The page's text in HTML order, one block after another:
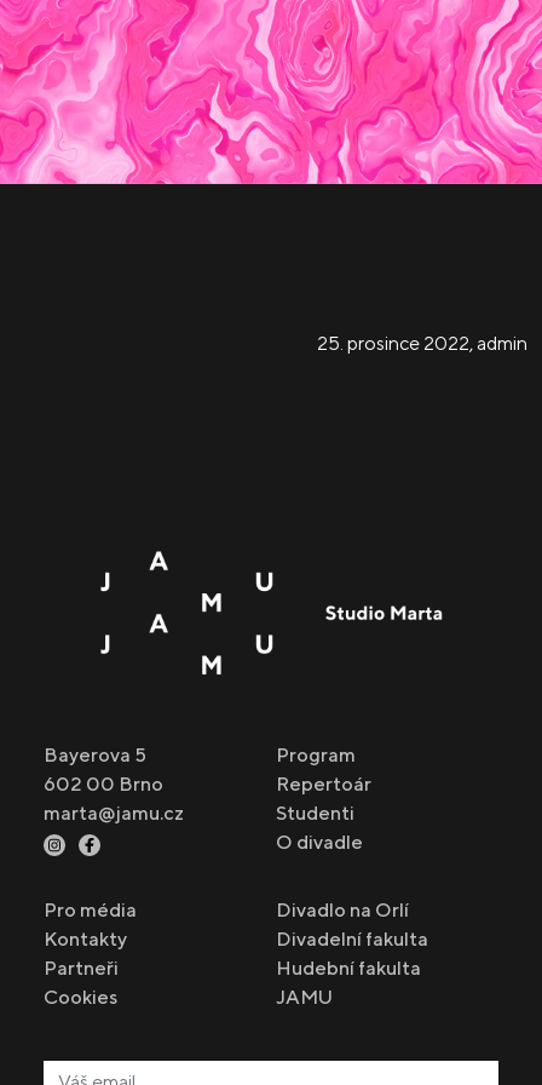
25. prosince 2022, admin
Bayerova 5
602 00 Brno
marta@jamu.cz
Program
Repertoár
Studenti
O divadle
Pro média
Kontakty
Partneři
Cookies
Divadlo na Orlí
Divadelní fakulta
Hudební fakulta
JAMU